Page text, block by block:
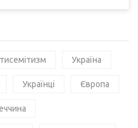
Україна
Українці Європа